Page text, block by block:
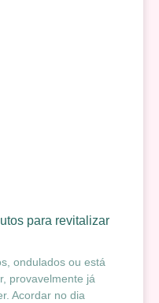
para revitalizar
ondulados ou está
provavelmente já
Acordar no dia